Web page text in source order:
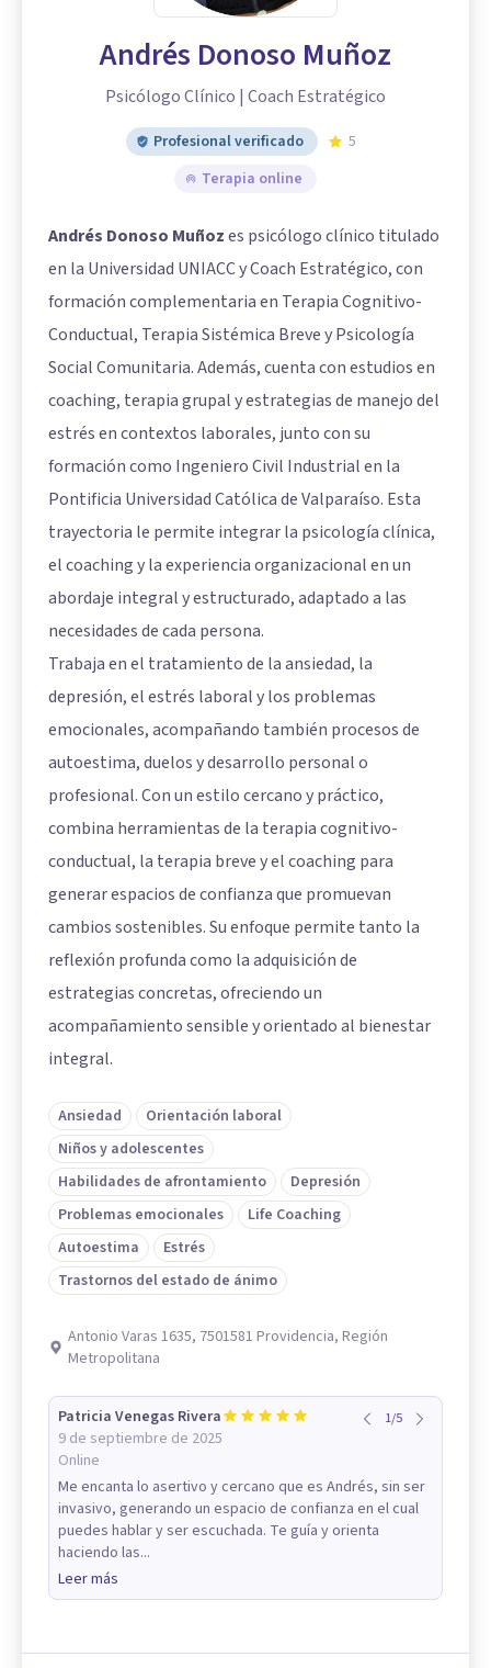
Andrés Donoso Muñoz
Psicólogo Clínico | Coach Estratégico
Profesional verificado
5
Terapia online
Andrés Donoso Muñozes psicólogo clínico titulado
en la Universidad UNIACC y Coach Estratégico, con
formación complementaria en Terapia Cognitivo-
Conductual, Terapia Sistémica Breve y Psicología
Social Comunitaria. Además, cuenta con estudios en
coaching, terapia grupal y estrategias de manejo del
estrés en contextos laborales, junto con su
formación como Ingeniero Civil Industrial en la
Pontificia Universidad Católica de Valparaíso. Esta
trayectoria le permite integrar la psicología clínica,
el coaching y la experiencia organizacional en un
abordaje integral y estructurado, adaptado a las
necesidades de cada persona.
Trabaja en el tratamiento de la ansiedad, la
depresión, el estrés laboral y los problemas
emocionales, acompañando también procesos de
autoestima, duelos y desarrollo personal o
profesional. Con un estilo cercano y práctico,
combina herramientas de la terapia cognitivo-
conductual, la terapia breve y el coaching para
generar espacios de confianza que promuevan
cambios sostenibles. Su enfoque permite tanto la
reflexión profunda como la adquisición de
estrategias concretas, ofreciendo un
acompañamiento sensible y orientado al bienestar
integral.
Ansiedad
Orientación laboral
Niños y adolescentes
Habilidades de afrontamiento
Depresión
Problemas emocionales
Life Coaching
Autoestima
Estrés
Trastornos del estado de ánimo
Antonio Varas 1635, 7501581 Providencia, Región
Metropolitana
Patricia Venegas Rivera
9 de septiembre de 2025
Online
1/5
Me encanta lo asertivo y cercano que es Andrés, sin ser
invasivo, generando un espacio de confianza en el cual
puedes hablar y ser escuchada. Te guía y orienta
haciendo las...
Leer más